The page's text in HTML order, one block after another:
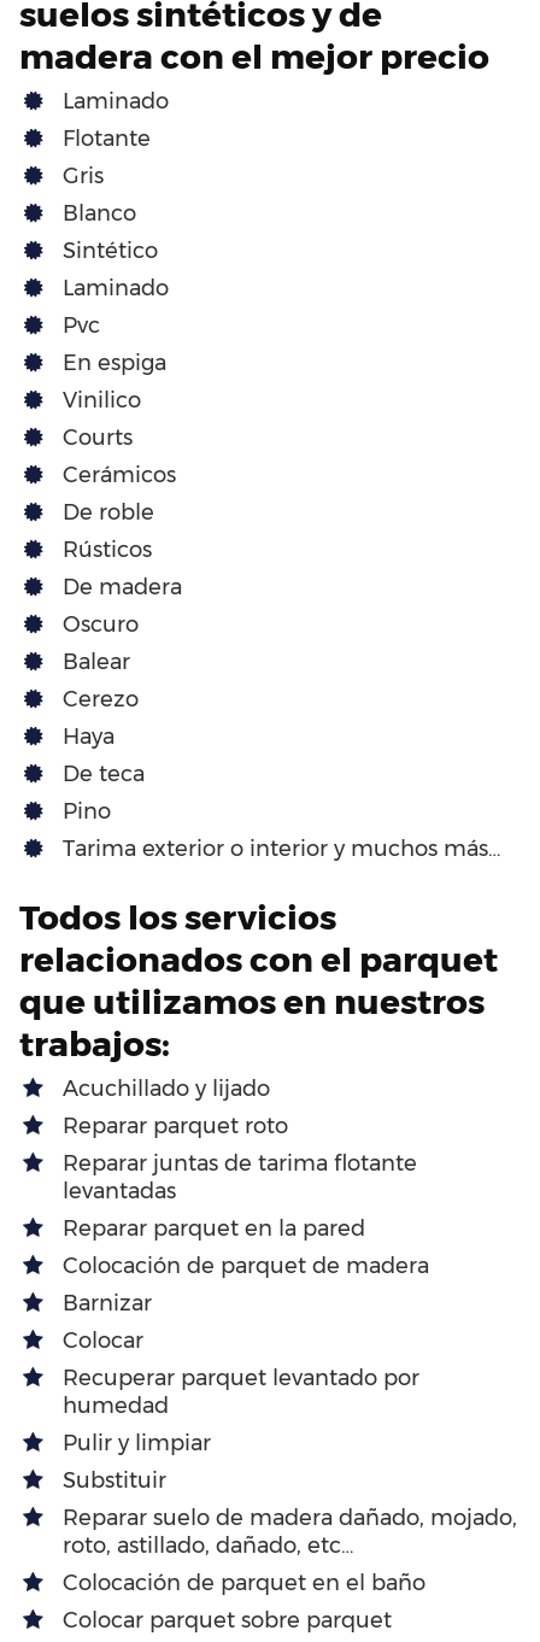
suelos sintéticos y de
madera con el mejor precio
Laminado
Flotante
Gris
Blanco
Sintético
Laminado
Pvc
En espiga
Vinilico
Courts
Cerámicos
De roble
Rústicos
De madera
Oscuro
Balear
Cerezo
Haya
De teca
Pino
Tarima exterior o interior y muchos más…
Todos los servicios
relacionados con el parquet
que utilizamos en nuestros
trabajos:
Acuchillado y lijado
Reparar parquet roto
Reparar juntas de tarima flotante
levantadas
Reparar parquet en la pared
Colocación de parquet de madera
Barnizar
Colocar
Recuperar parquet levantado por
humedad
Pulir y limpiar
Substituir
Reparar suelo de madera dañado, mojado,
roto, astillado, dañado, etc…
Colocación de parquet en el baño
Colocar parquet sobre parquet